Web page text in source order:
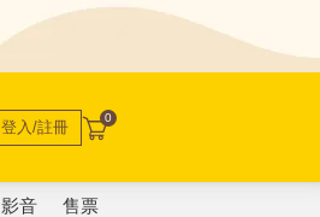
登入/註冊 0
影音 售票